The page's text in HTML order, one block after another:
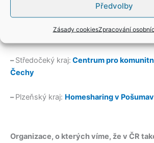
Předvolby
Zásady cookiesZpracování
Organizace v síti Homesharing ČR
Děti úplňku
–Středočeký kraj: Centrum pro
Čechy
–Plzeňský kraj: Homesharing v
Organizace, o kterých víme, že v ČR